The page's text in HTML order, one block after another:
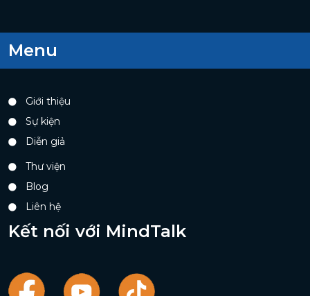
Menu
Giới thiệu
Sự kiện
Diễn giả
Thư viện
Blog
Liên hệ
Kết nối với MindTalk